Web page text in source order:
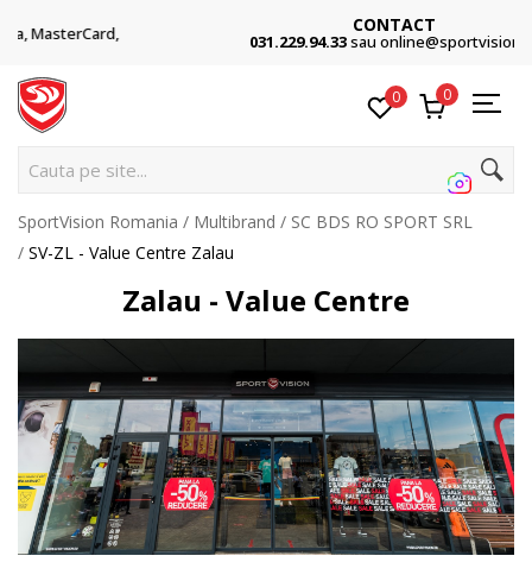
sau online@sportvision.ro
0 0
Cauta pe site...
SportVision Romania Multibrand
SC BDS RO SPORT SRL
SV-ZL - Value Centre Zalau
Zalau - Value Centre